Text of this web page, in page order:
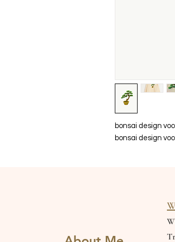
bonsai design
bonsai design